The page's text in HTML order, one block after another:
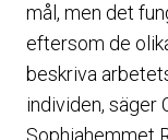
mål, men det
eftersom de
beskriva
individen, säger
Sophiahemmet